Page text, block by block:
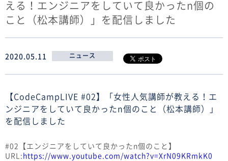
える！エンジニアをしていて良かったn個の
こと（松本講師）」を配信しました
2020.05.11 ニュース
【CodeCampLIVE #02】「女性人気講師が教える！エ
ンジニアをしていて良かったn個のこと（松本講師）」
を配信しました
#02【エンジニアをしていて良かったn個のこと】
URL:https://www.youtube.com/watch?v=XrN09KRmkK0